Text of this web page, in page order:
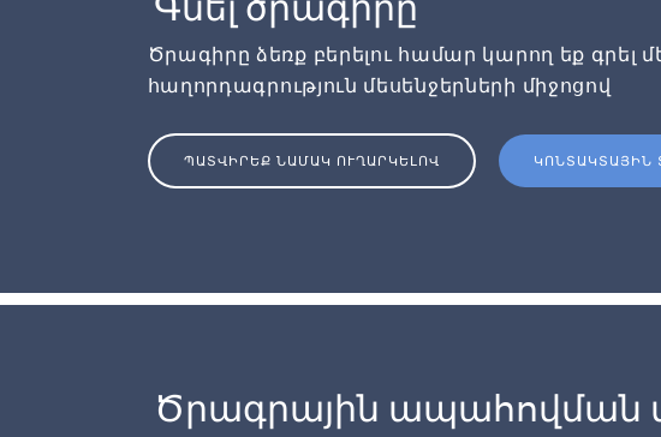
Ծրագիրը ձեռք բերելու համար կարող եք գրել
հաղորդագրություն մեսենջերների միջոցով
ՊԱՏՎԻՐԵՔ ՆԱՄԱԿ ՈՒՂԱՐԿԵԼՈՎ ԿՈՆՏԱԿՏԱՅԻՆ
Ծրագրային ապահովման